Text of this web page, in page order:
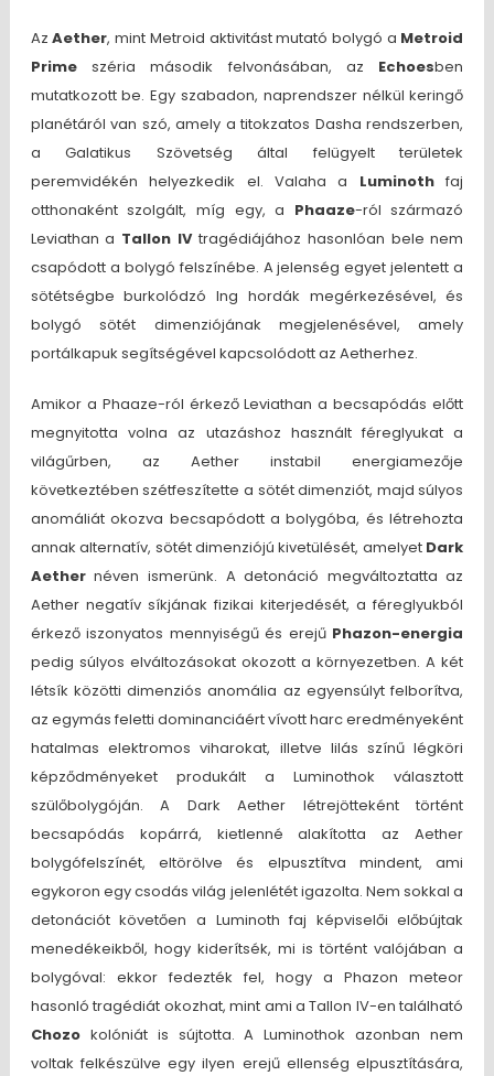
AzAether, mint Metroid aktivitást mutató bolygó a Metroid
Primeszéria második felvonásában, az Echoesben
mutatkozott be. Egy szabadon, naprendszer nélkül keringő
planétáról van szó, amely a titokzatos Dasha rendszerben,
a Galatikus Szövetség által felügyelt területek
peremvidékén helyezkedik el. Valaha a Luminothfaj
otthonaként szolgált, míg egy, a Phaaze-ról származó
Leviathan a Tallon IVtragédiájához hasonlóan bele nem
csapódott a bolygó felszínébe. A jelenség egyet jelentett a
sötétségbe burkolódzó Ing hordák megérkezésével, és
bolygó sötét dimenziójának megjelenésével, amely
portálkapuk segítségével kapcsolódott az Aetherhez.
Amikor a Phaaze-ról érkező Leviathan a becsapódás előtt
megnyitotta volna az utazáshoz használt féreglyukat a
világűrben, az Aether instabil energiamezője
következtében szétfeszítette a sötét dimenziót, majd súlyos
anomáliát okozva becsapódott a bolygóba, és létrehozta
annak alternatív, sötét dimenziójú kivetülését, amelyet Dark
Aethernéven ismerünk. A detonáció megváltoztatta az
Aether negatív síkjának fizikai kiterjedését, a féreglyukból
érkező iszonyatos mennyiségű és erejű Phazon-energia
pedig súlyos elváltozásokat okozott a környezetben. A két
létsík közötti dimenziós anomália az egyensúlyt felborítva,
az egymás feletti dominanciáért vívott harc eredményeként
hatalmas elektromos viharokat, illetve lilás színű légköri
képződményeket produkált a Luminothok választott
szülőbolygóján. A Dark Aether létrejötteként történt
becsapódás kopárrá, kietlenné alakította az Aether
bolygófelszínét, eltörölve és elpusztítva mindent, ami
egykoron egy csodás világ jelenlétét igazolta. Nem sokkal a
detonációt követően a Luminoth faj képviselői előbújtak
menedékeikből, hogy kiderítsék, mi is történt valójában a
bolygóval: ekkor fedezték fel, hogy a Phazon meteor
hasonló tragédiát okozhat, mint ami a Tallon IV-en található
Chozokolóniát is sújtotta. A Luminothok azonban nem
voltak felkészülve egy ilyen erejű ellenség elpusztítására,